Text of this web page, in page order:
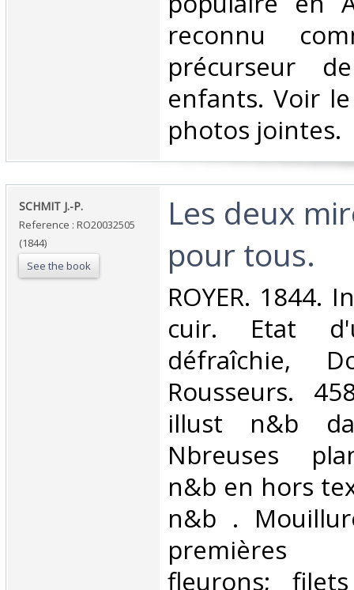
reconnu
précurseur
enfants. Voir
photos jointes. ‎
‎SCHMIT J.-P.‎
Reference : RO20032505
(1844)
See the book
‎Les deux
pour tous.‎
‎ROYER. 1844.
cuir. Etat
défraîchie,
Rousseurs.
illust n&b
Nbreuses
n&b en hors
n&b .
premières
fleurons;